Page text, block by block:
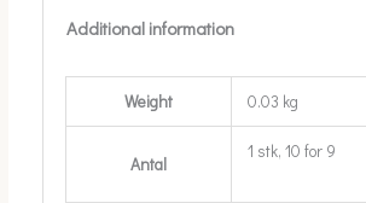
Additional information
Weight 0.03 kg
Antal
1 stk, 10 for 9